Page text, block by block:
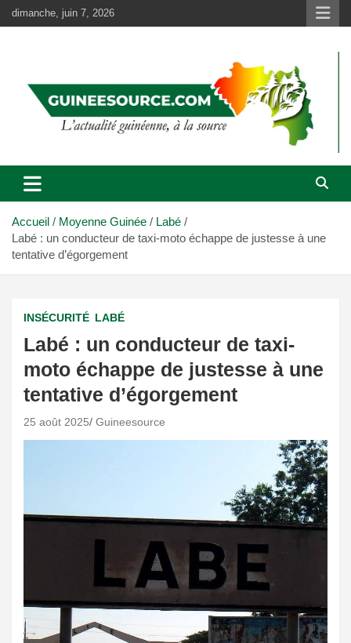
Aller
au
dimanche, juin 7, 2026
Accueil Moyenne Guinée
Labé
Labé : un conducteur de taxi-moto échappe de justesse à une
tentative d’égorgement
INSÉCURITÉ LABÉ
Labé : un conducteur de taxi-
moto échappe de justesse à une
tentative d’égorgement
25 août 2025 Guineesource